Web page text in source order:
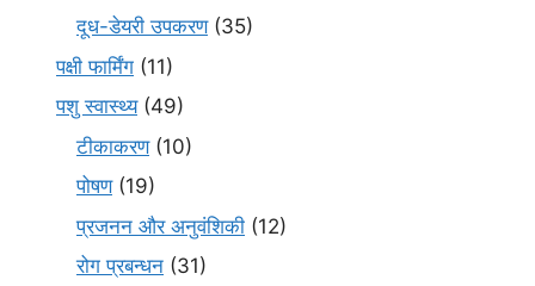
दूध-डेयरी उपकरण(35)
पक्षी फार्मिंग (11)
पशु स्वास्थ्य(49)
टीकाकरण(10)
पोषण(19)
प्रजनन और अनुवंशिकी (12)
रोग प्रबन्धन (31)